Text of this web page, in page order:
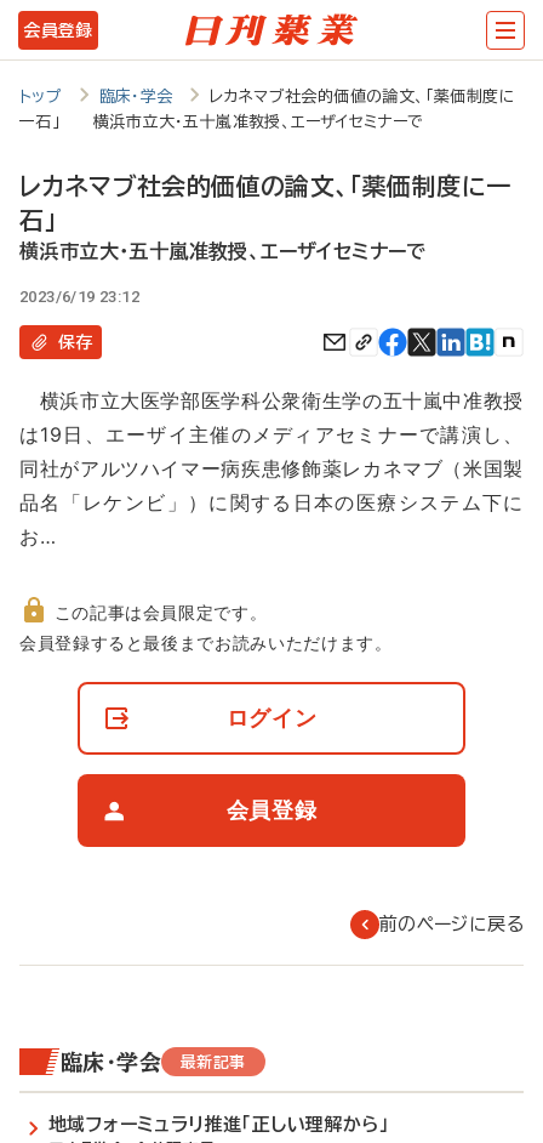
メ
イ
テ
ン
ツ
に
会員登録
トップ 臨床・学会
レカネマブ社会的価値の論文、「薬価制度に
一石」 横浜市立大・五十嵐准教授、エーザイセミナーで
レカネマブ社会的価値の論文、「薬価制度に一
石」
横浜市立大・五十嵐准教授、エーザイセミナーで
2023/6/19 23:12
保存
横浜市立大医学部医学科公衆衛生学の五十嵐中准教授
は19日、エーザイ主催のメディアセミナーで講演し、
同社がアルツハイマー病疾患修飾薬レカネマブ（米国製
品名「レケンビ」）に関する日本の医療システム下に
お…
非
この記事は会員限定です。
会員登録すると最後までお読みいただけます。
ログイン
会員登録
前のページに戻る
臨床・学会 最新記事
地域フォーミュラリ推進「正しい理解から」